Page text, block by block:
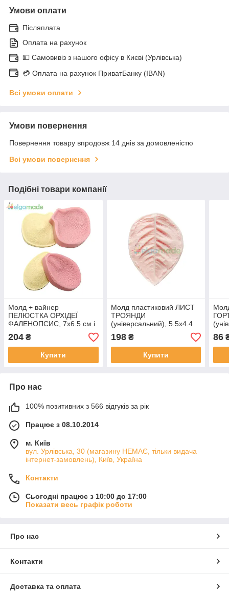
Умови оплати
Післяплата
Оплата на рахунок
💵 Самовивіз з нашого офісу в Києві (Урлівська)
💳 Оплата на рахунок ПриватБанку (IBAN)
Всі умови оплати
Умови повернення
Повернення товару впродовж 14 днів за домовленістю
Всі умови повернення
Подібні товари компанії
Молд + вайнер
ПЕЛЮСТКА ОРХІДЕЇ
ФАЛЕНОПСИС, 7х6.5 см і
4.5x6.5
204 ₴
Купити
Молд пластиковий ЛИСТ
ТРОЯНДИ
(універсальний), 5.5х4.4
см
198₴
Купити
–
86
Про нас
100% позитивних з 566 відгуків за рік
Працює з 08.10.2014
м. Київ
вул. Урлівська, 30 (магазину НЕМАЄ, тільки видача
інтернет-замовлень), Київ, Україна
Контакти
Сьогодні працює з 10:00 до 17:00
Показати весь графік роботи
Про нас
Контакти
Доставка та оплата